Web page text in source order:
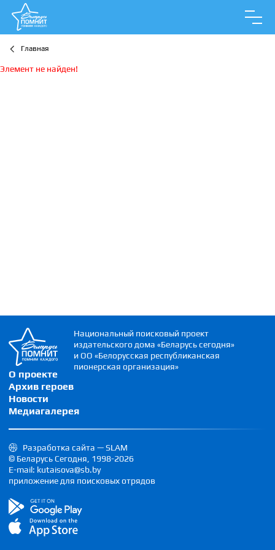
Главная
Элемент не найден!
О проекте
Архив героев
Новости
Медиагалерея
Национальный поисковый проект
издательского дома «Беларусь сегодня»
и ОО «Белорусская республиканская
пионерская организация»
Разработка сайта — SLAM
© Беларусь Сегодня, 1998-2026
E-mail: kutaisova@sb.by
приложение для поисковых отрядов